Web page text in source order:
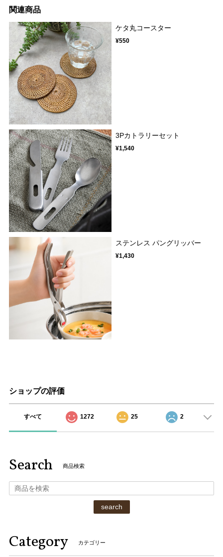
関連商品
ケタ丸コースター
¥550
3Pカトラリーセット
¥1,540
ステンレス パングリッバー
¥1,430
ショップの評価
すべて 1272 25 2
Search 商品検索
search
Category カテゴリー